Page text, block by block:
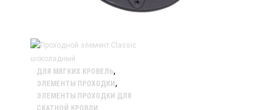
ДЛЯ МЯГКИХ КРОВЕЛЬ,
ЭЛЕМЕНТЫ ПРОХОДКИ ,
ЭЛЕМЕНТЫ ПРОХОДКИ ДЛЯ
СКАТНОЙ КРОВЛИ